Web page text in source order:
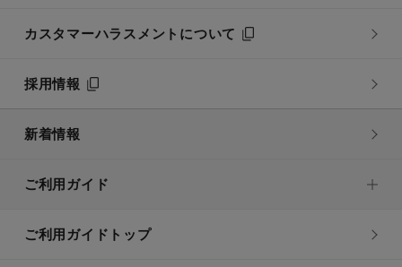
カスタマーハラスメントについて
採用情報
新着情報
ご利用ガイド
ご利用ガイドトップ